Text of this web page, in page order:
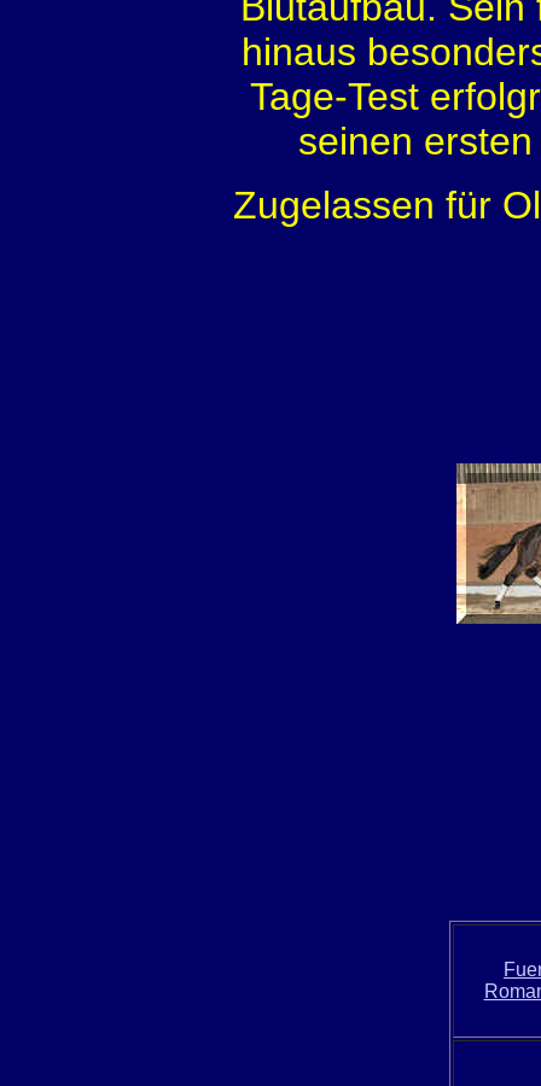
hinaus
Tage-Test
seinen
Zugelassen für